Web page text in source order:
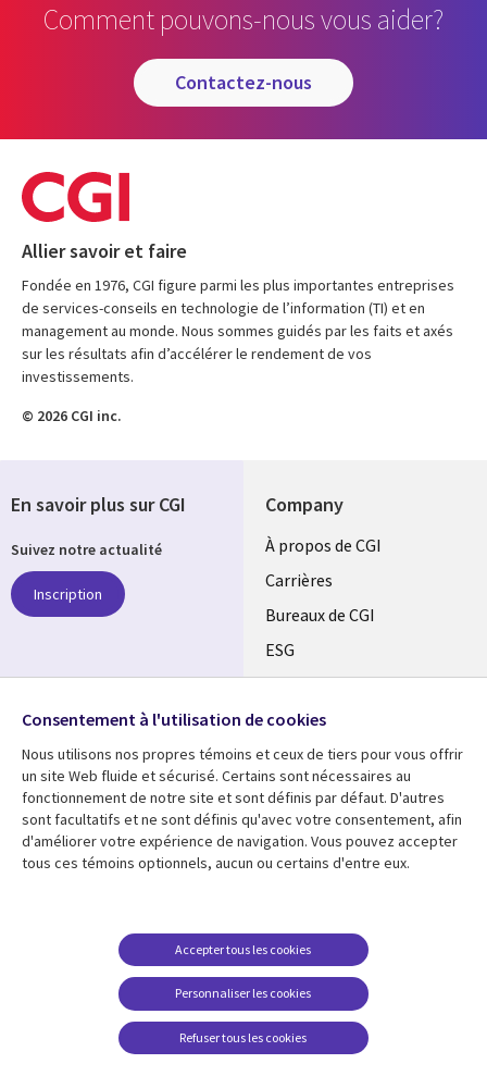
Comment pouvons-nous vous aider?
contactez-nous
Allier savoir et faire
Fondée en 1976, CGI figure parmi les plus importantes entreprises
de services-conseils en technologie de l’information (TI) et en
management au monde. Nous sommes guidés par les faits et axés
sur les résultats afin d’accélérer le rendement de vos
investissements.
© 2026 CGI inc.
Company
Useful
links
CANADA
FR
À propos de CGI
Carrières
Bureaux de CGI
ESG
Alliances
Ressources
Library
CANADA
Articles
Communiqués
Points de vue
Support
Legal
FR
Restrictions et
Confidentialité
Accessibilité
Centre de gestion des
témoins
En savoir plus sur CGI
Suivez notre actualité
Inscription
Media
CANADA
Consentement à l'utilisation de cookies
Nous utilisons nos propres témoins et ceux de tiers pour vous offrir
un site Web fluide et sécurisé. Certains sont nécessaires au
fonctionnement de notre site et sont définis par défaut. D'autres
sont facultatifs et ne sont définis qu'avec votre consentement, afin
d'améliorer votre expérience de navigation. Vous pouvez accepter
tous ces témoins optionnels, aucun ou certains d'entre eux.
Personnaliser les cookies
Accepter tous les cookies
Refuser tous les cookies